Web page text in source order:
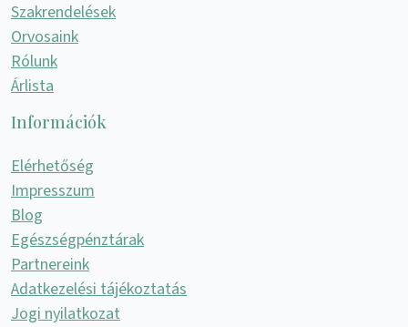
Szakrendelések
Orvosaink
Rólunk
Árlista
Információk
Elérhetőség
Impresszum
Blog
Egészségpénztárak
Partnereink
Adatkezelési tájékoztatás
Jogi nyilatkozat